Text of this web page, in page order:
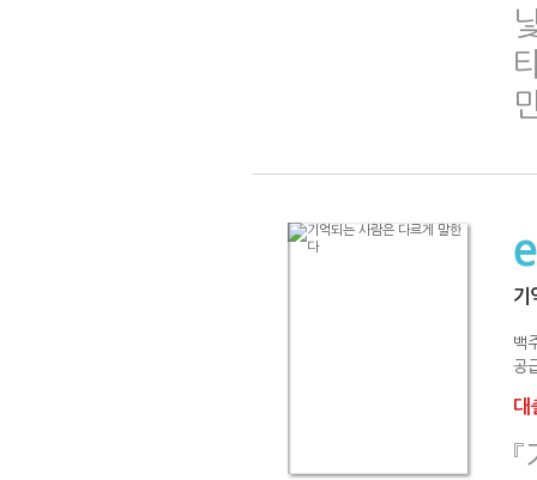
기
백
공
대